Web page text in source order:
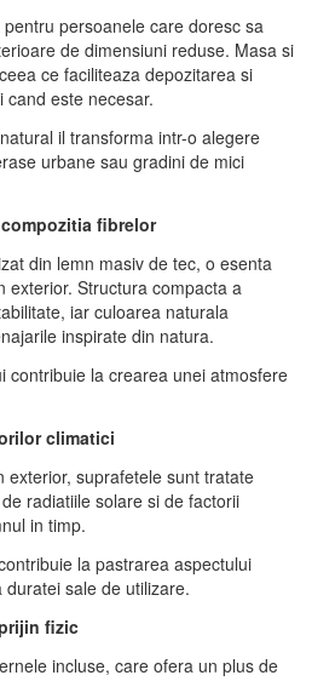
persoanele care doresc sa
de dimensiuni reduse. Masa si
ce faciliteaza depozitarea si
este necesar.
il transforma intr-o alegere
urbane sau gradini de mici
fibrelor
din lemn masiv de tec, o esenta
exterior. Structura compacta a
iar culoarea naturala
inspirate din natura.
contribuie la crearea unei atmosfere
climatici
exterior, suprafetele sunt tratate
radiatiile solare si de factorii
in timp.
la pastrarea aspectului
sale de utilizare.
fizic
incluse, care ofera un plus de